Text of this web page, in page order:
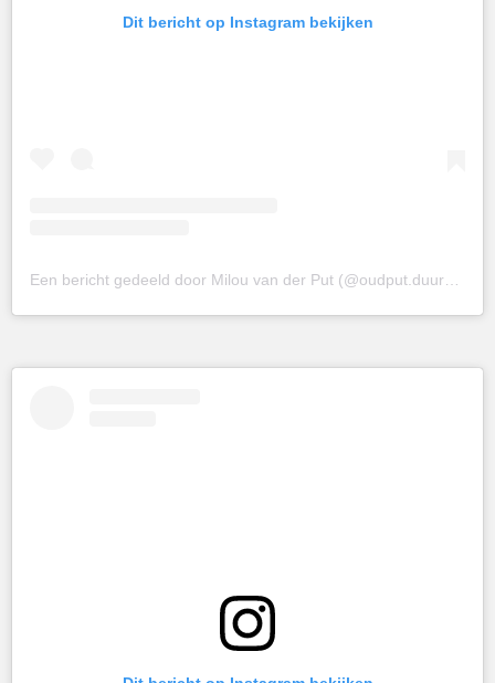
Dit bericht op Instagram bekijken